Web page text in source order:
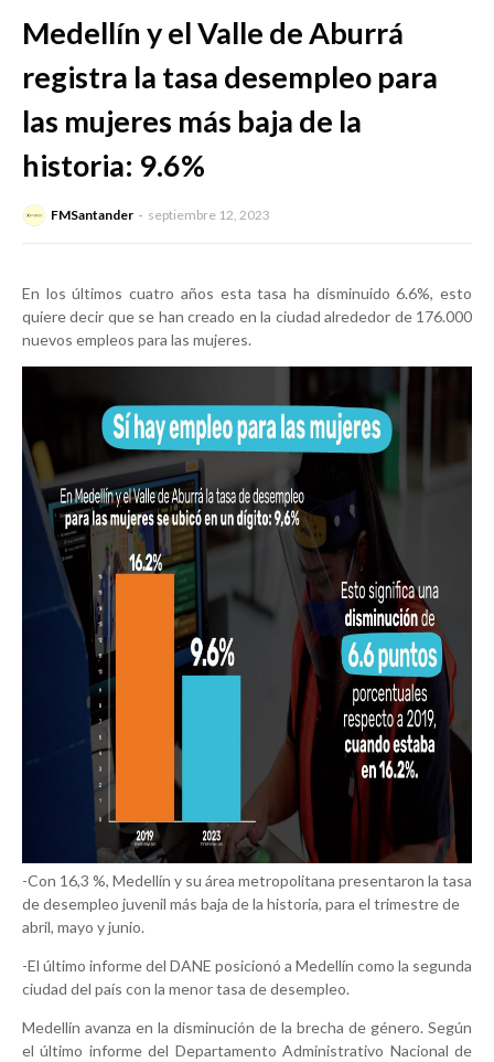
Medellín y el Valle de Aburrá
registra la tasa desempleo para
las mujeres más baja de la
historia: 9.6%
FMSantander septiembre 12, 2023
En los últimos cuatro años esta tasa ha disminuido 6.6%, esto
quiere decir que se han creado en la ciudad alrededor de 176.000
nuevos empleos para las mujeres.
-Con 16,3 %, Medellín y su área metropolitana presentaron la tasa
de desempleo juvenil más baja de la historia, para el trimestre de
abril, mayo y junio.
-El último informe del DANE posicionó a Medellín como la segunda
ciudad del país con la menor tasa de desempleo.
Medellín avanza en la disminución de la brecha de género. Según
el último informe del Departamento Administrativo Nacional de